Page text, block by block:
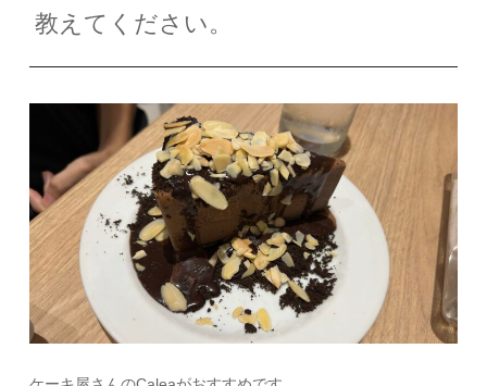
教えてください。